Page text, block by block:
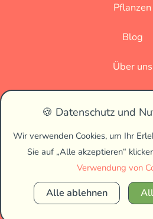
🍪 Datenschutz und
Wir verwenden Cookies, um Ihr
Sie auf „Alle akzeptieren“
Verwendung von
Alle ablehnen
Pflanzen
Blog
Über uns
Copyright © 2026